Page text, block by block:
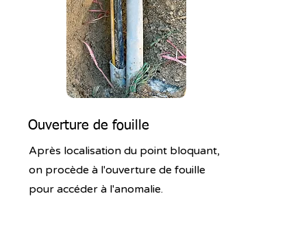
Ouverture de fouille
Après localisation du point bloquant,
on procède à l'ouverture de fouille
pour accéder à l'anomalie.